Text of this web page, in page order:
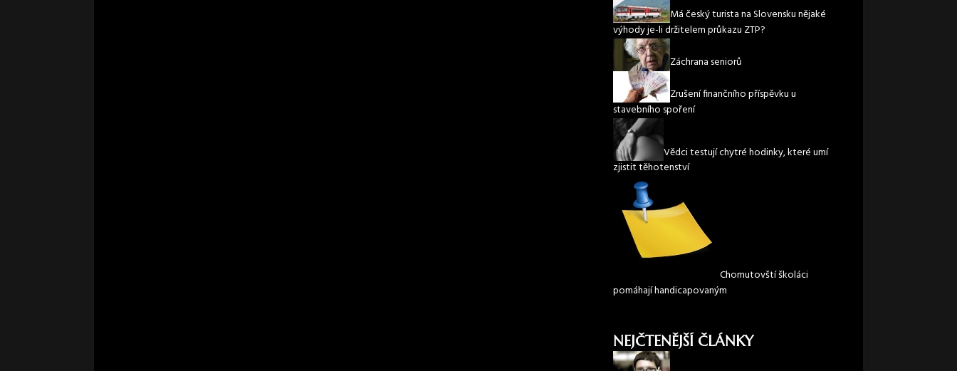
Má český turista na Slovensku nějaké
výhody je-li držitelem průkazu ZTP?
Záchrana seniorů
Zrušení finančního příspěvku u
stavebního spoření
Vědci testují chytré hodinky, které umí
zjistit těhotenství
Chomutovští školáci
pomáhají handicapovaným
NEJČTENĚJŠÍ ČLÁNKY